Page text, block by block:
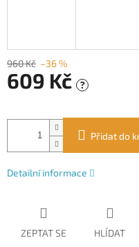
960 Kč –36 %
609 Kč ?
cena:
Přidat do
Detailní informace
ZEPTAT SE HLÍDAT